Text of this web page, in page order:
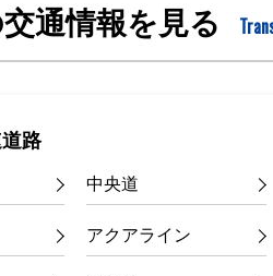
通情報を見る
路
中央道
アクアライン